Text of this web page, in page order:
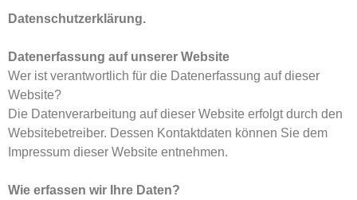
Datenschutzerklärung.
Datenerfassung auf unserer Website
Wer ist verantwortlich für die Datenerfassung auf dieser
Website?
Die Datenverarbeitung auf dieser Website erfolgt durch den
Websitebetreiber. Dessen Kontaktdaten können Sie dem
Impressum dieser Website entnehmen.
Wie erfassen wir Ihre Daten?